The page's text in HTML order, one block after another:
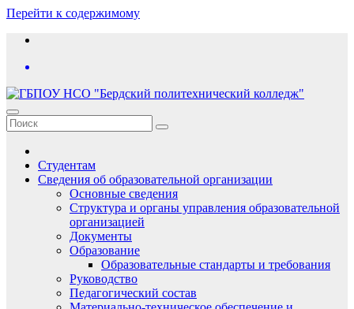
Перейти к содержимому
Студентам
Сведения об образовательной организации
Основные сведения
Структура и органы управления образовательной
организацией
Документы
Образование
Образовательные стандарты и требования
Руководство
Педагогический состав